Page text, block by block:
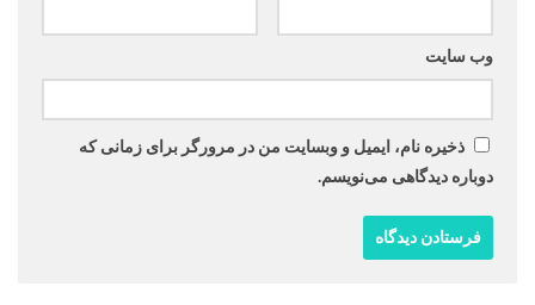
وب‌ سایت
ذخیره نام، ایمیل و وبسایت من در مرورگر برای زمانی که
دوباره دیدگاهی می‌نویسم.